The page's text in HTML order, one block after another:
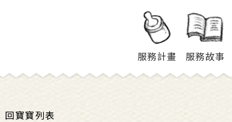
服務計畫 服務故事
回寶寶列表